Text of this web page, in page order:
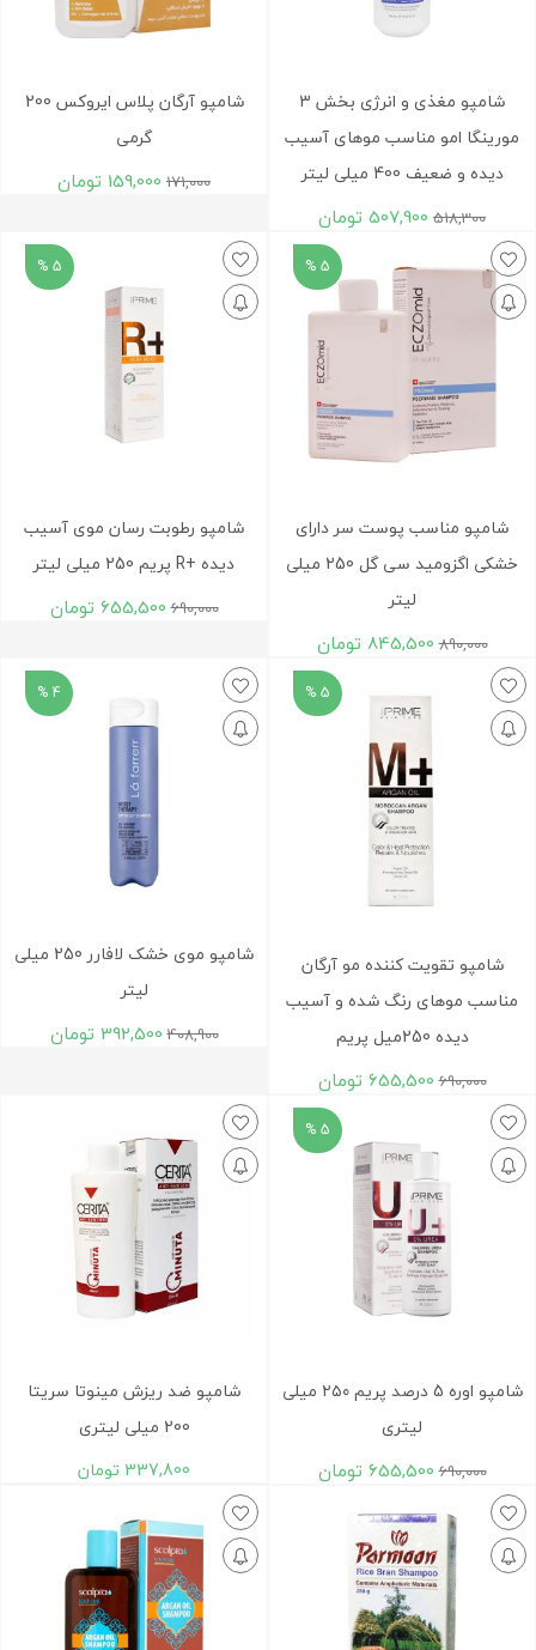
شامپو مغذی و انرژی بخش 3
مورینگا امو مناسب موهای آسیب
دیده و ضعیف 400 میلی لیتر
518,300
507,900 تومان
شامپو آرگان پلاس ایروکس 200
گرمی
171,000
159,000 تومان
5 %
شامپو مناسب پوست سر دارای
خشکی اگزومید سی گل 250 میلی
لیتر
890,000
845,500 تومان
5 %
شامپو رطوبت رسان موی آسیب
دیده +R پریم 250 میلی لیتر
690,000
655,500 تومان
5 %
شامپو تقویت کننده مو آرگان
مناسب موهای رنگ شده و آسیب
دیده 250میل پریم
690,000
655,500 تومان
4 %
شامپو موی خشک لافارر 250 میلی
لیتر
408,900
392,500 تومان
5 %
شامپو اوره 5 درصد پریم ۲۵۰ میلی
لیتری
690,000
655,500 تومان
شامپو ضد ریزش مینوتا سریتا
200 میلی لیتری
337,800 تومان